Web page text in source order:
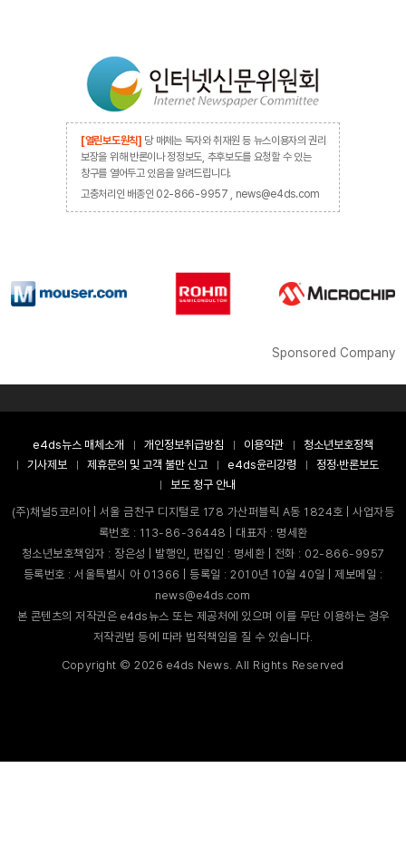
[열린보도원칙] 당 매체는 독자와 취재원 등 뉴스이용자의 권리
보장을 위해 반론이나 정정보도, 추후보도를 요청할 수 있는
창구를 열어두고 있음을 알려드립니다.
고충처리인 배종인 02-866-9957 , news@e4ds.com
Sponsored Company
e4ds뉴스 매체소개 개인정보취급방침 이용약관
청소년보호정책
기사제보
제휴문의 및 고객 불만 신고 e4ds윤리강령
정정·반론보도
보도 청구 안내
(주)채널5코리아 | 서울 금천구 디지털로 178 가산퍼블릭 A동 1824호 | 사업자등
록번호 : 113-86-36448 | 대표자 : 명세환
청소년보호책임자 : 장은성 | 발행인, 편집인 : 명세환 | 전화 : 02-866-9957
등록번호 : 서울특별시 아 01366 | 등록일 : 2010년 10월 40일 | 제보메일 :
news@e4ds.com
본 콘텐츠의 저작권은 e4ds뉴스 또는 제공처에 있으며 이를 무단 이용하는 경우
저작권법 등에 따라 법적책임을 질 수 있습니다.
Copyright ©2026 e4ds News. All Rights Reserved